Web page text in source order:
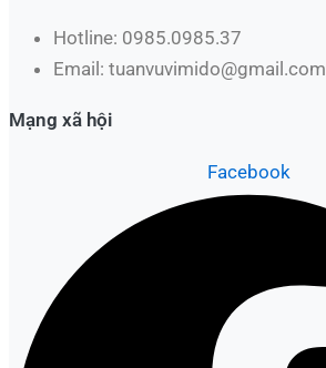
Hotline: 0985.0985.37
Email: tuanvuvimido@gmail.com
Mạng xã hội
Facebook